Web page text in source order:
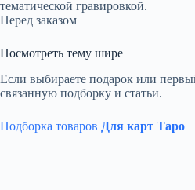
тематической гравировкой.
Перед заказом
Посмотреть тему шире
Если выбираете подарок или
связанную подборку и статьи.
Подборка товаров Для карт Таро